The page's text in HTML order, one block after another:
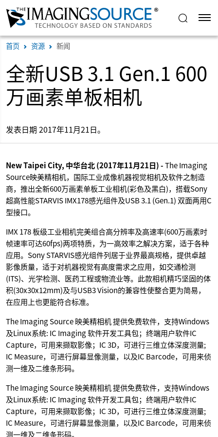
首页 资源 新闻
全新USB 3.1 Gen.1 600
万画素单板相机
发表日期 2017年11月21日。
New Taipei City, 中华台北 (2017年11月21日) -The Imaging
Source映美精相机，国际工业成像机器视觉相机及软件之制造
商，推出全新600万画素单板工业相机(彩色及黑白)，搭载Sony
超高性能STARVIS IMX178感光组件及USB 3.1 (Gen.1) 双面两用C
型接口。
IMX 178 板级工业相机完美组合高分辨率及高速率(600万画素时
帧速率可达60fps)两项特质，为一高效率之解决方案，适于各种
应用。Sony STARVIS感光组件列居于业界最高规格，提供卓越
影像质量，适于对机器视觉有高度需求之应用，如交通检测
(ITS)、光学检测、医药工程或物流业等。此款相机精巧坚固的体
积(30x30x12mm)及与USB3 Vision的兼容性使整合更为简易，
在应用上也更能符合标准。
The Imaging Source 映美精相机 提供免费软件，支持Windows
及Linux系统: IC Imaging 软件开发工具包；终端用户软件IC
Capture，可用来撷取影像；IC 3D，可进行三维立体深度测量;
IC Measure，可进行屏幕显像测量，以及IC Barcode，可用来侦
测一维及二维条形码。
The Imaging Source 映美精相机 提供免费软件，支持Windows
及Linux系统: IC Imaging 软件开发工具包；终端用户软件IC
Capture，可用来撷取影像；IC 3D，可进行三维立体深度测量;
IC Measure，可进行屏幕显像测量，以及IC Barcode，可用来侦
测一维及二维条形码。